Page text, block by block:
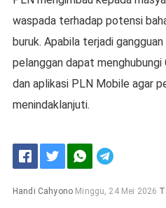
waspada terhadap potensi
buruk. Apabila terjadi
pelanggan dapat
dan aplikasi PLN Mobile agar
menindaklanjuti.
Handi Cahyono Minggu, 24 Mei 2026